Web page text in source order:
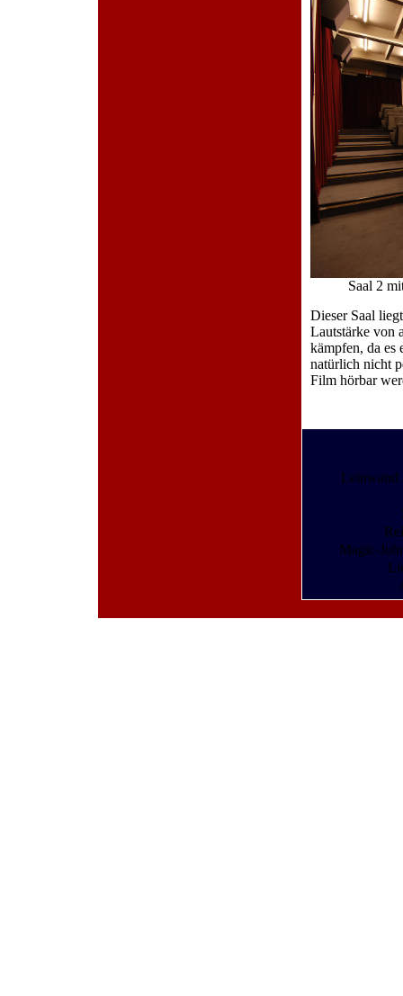
Saal 2
Dieser Saal
Lautstärke von
kämpfen, da es
natürlich nicht
Film hörbar
Magic-